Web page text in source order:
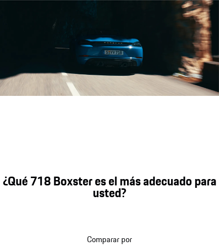
¿Qué 718 Boxster es el más adecuado para
usted?
Comparar por